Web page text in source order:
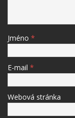
Jméno *
E-mail *
Webová stránka